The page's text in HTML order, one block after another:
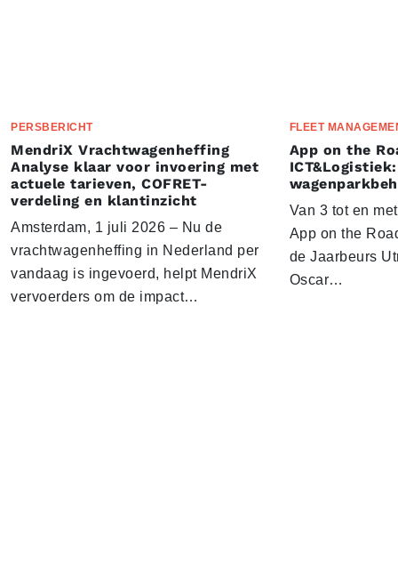
PERSBERICHT
MendriX Vrachtwagenheffing
Analyse klaar voor invoering met
actuele tarieven, COFRET-
verdeling en klantinzicht
Amsterdam, 1 juli 2026 – Nu de
vrachtwagenheffing in Nederland per
vandaag is ingevoerd, helpt MendriX
vervoerders om de impact…
FLEET
App on the
Van 3 tot en
App on the
de Jaarbeurs
Oscar…